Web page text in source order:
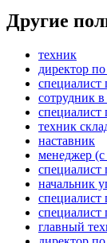
Другие
техник
директор
специалист
сотрудник
специалист
техник
наставник
менеджер
специалист
начальник
специалист
специалист
главный